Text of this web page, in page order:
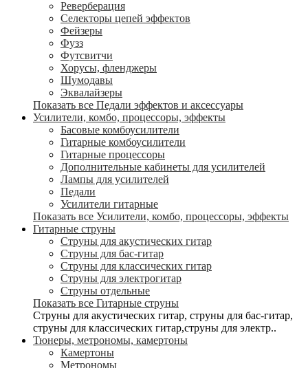
Реверберация
Селекторы цепей эффектов
Фейзеры
Фузз
Футсвитчи
Хорусы, фленджеры
Шумодавы
Эквалайзеры
Показать все Педали эффектов и аксессуары
Усилители, комбо, процессоры, эффекты
Басовые комбоусилители
Гитарные комбоусилители
Гитарные процессоры
Дополнительные кабинеты для усилителей
Лампы для усилителей
Педали
Усилители гитарные
Показать все Усилители, комбо, процессоры, эффекты
Гитарные струны
Струны для акустических гитар
Струны для бас-гитар
Струны для классических гитар
Струны для электрогитар
Струны отдельные
Показать все Гитарные струны
Струны для акустических гитар, струны для бас-гитар,
струны для классических гитар,струны для электр..
Тюнеры, метрономы, камертоны
Камертоны
Метрономы